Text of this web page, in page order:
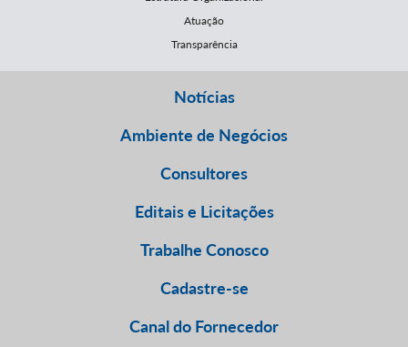
Atuação
Transparência
Notícias
Ambiente de Negócios
Consultores
Editais e Licitações
Trabalhe Conosco
Cadastre-se
Canal do Fornecedor